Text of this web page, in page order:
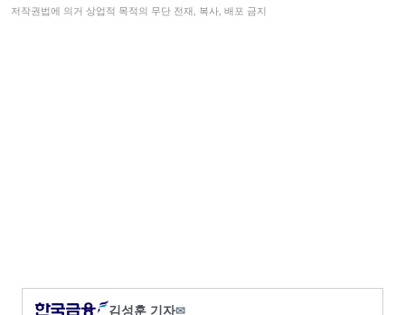
저작권법에 의거 상업적 목적의 무단 전재, 복사, 배포 금지
김성훈 기자✉